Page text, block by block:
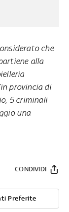
che
alla
provincia di
5 criminali
una
Preferite
CONDIVIDI